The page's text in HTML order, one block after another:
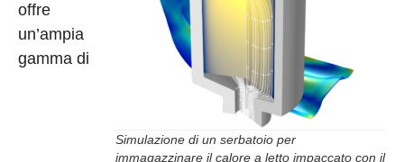
Simulazione di un serbatoio per
immagazzinare il calore a letto impaccato con il
offre
un’ampia
gamma di